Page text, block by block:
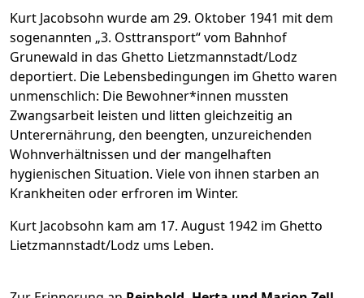
Kurt Jacobsohn wurde am 29. Oktober 1941 mit dem
sogenannten „3. Osttransport“ vom Bahnhof
Grunewald in das Ghetto Lietzmannstadt/Lodz
deportiert. Die Lebensbedingungen im Ghetto waren
unmenschlich: Die Bewohner*innen mussten
Zwangsarbeit leisten und litten gleichzeitig an
Unterernährung, den beengten, unzureichenden
Wohnverhältnissen und der mangelhaften
hygienischen Situation. Viele von ihnen starben an
Krankheiten oder erfroren im Winter.
Kurt Jacobsohn kam am 17. August 1942 im Ghetto
Lietzmannstadt/Lodz ums Leben.